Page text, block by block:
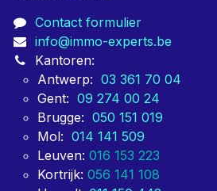
Contact formulier
info@immo-experts.be
Kantoren:
Antwerp: 03 361 70 04
Gent: 09 274 00 24
Brugge: 050 151 019
Mol: 014 141 509
Leuven: 016 153 223
Kortrijk: 056 141 108